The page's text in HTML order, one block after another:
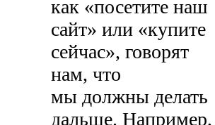
как «посетите наш
сайт» или «купите
сейчас», говорят
нам, что
мы должны делать
дальше. Например,